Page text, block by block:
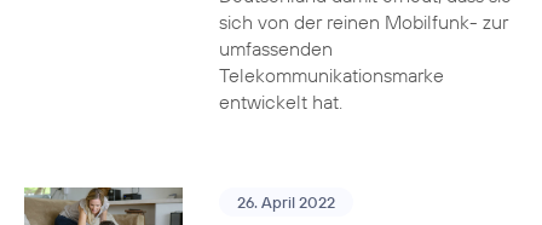
sich von der reinen Mobilfunk- zur
umfassenden
Telekommunikationsmarke
entwickelt hat.
26. April 2022